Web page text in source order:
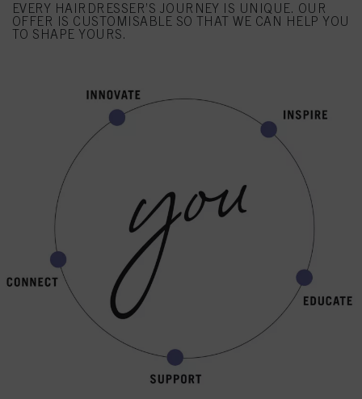
EVERY HAIRDRESSER’S JOURNEY IS UNIQUE. OUR
OFFER IS CUSTOMISABLE SO THAT WE CAN HELP YOU
TO SHAPE YOURS.